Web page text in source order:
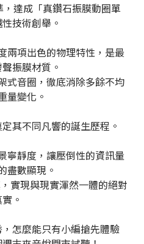
達成「真鑽石振膜動圈單
技術創舉。
兩項出色的物理特性，是最
振膜材質。
式音圈，徹底消除多餘不均
量變化。
其不同凡響的誕生歷程。
寧靜度，讓壓倒性的資訊量
盡數顯現。
實現與現實渾然一體的絕對
。
怎麼能只有小編搶先體驗